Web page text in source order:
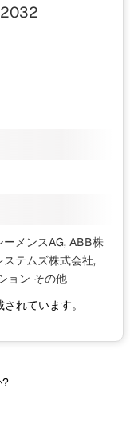
2032
メンスAG, ABB株
テムズ株式会社,
ョン その他
れています。
?